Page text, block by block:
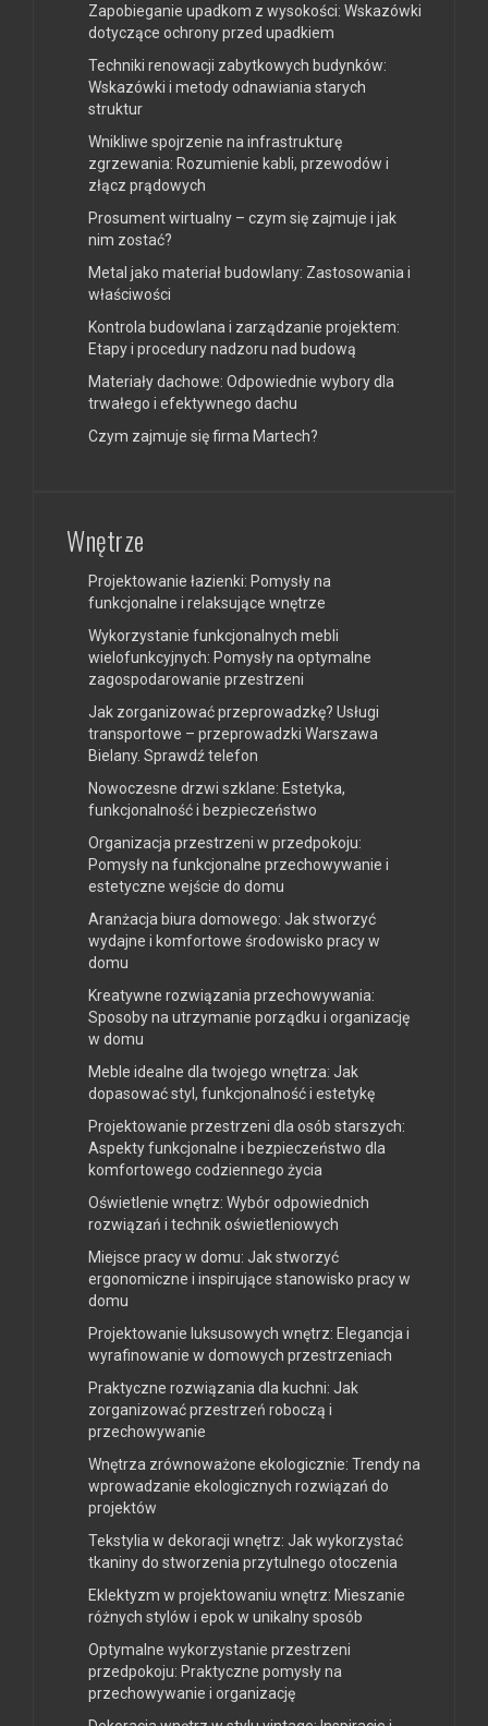
Zapobieganie upadkom z wysokości: Wskazówki
dotyczące ochrony przed upadkiem
Techniki renowacji zabytkowych budynków:
Wskazówki i metody odnawiania starych
struktur
Wnikliwe spojrzenie na infrastrukturę
zgrzewania: Rozumienie kabli, przewodów i
złącz prądowych
Prosument wirtualny – czym się zajmuje i jak
nim zostać?
Metal jako materiał budowlany: Zastosowania i
właściwości
Kontrola budowlana i zarządzanie projektem:
Etapy i procedury nadzoru nad budową
Materiały dachowe: Odpowiednie wybory dla
trwałego i efektywnego dachu
Czym zajmuje się firma Martech?
Wnętrze
Projektowanie łazienki: Pomysły na
funkcjonalne i relaksujące wnętrze
Wykorzystanie funkcjonalnych mebli
wielofunkcyjnych: Pomysły na optymalne
zagospodarowanie przestrzeni
Jak zorganizować przeprowadzkę? Usługi
transportowe – przeprowadzki Warszawa
Bielany. Sprawdź telefon
Nowoczesne drzwi szklane: Estetyka,
funkcjonalność i bezpieczeństwo
Organizacja przestrzeni w przedpokoju:
Pomysły na funkcjonalne przechowywanie i
estetyczne wejście do domu
Aranżacja biura domowego: Jak stworzyć
wydajne i komfortowe środowisko pracy w
domu
Kreatywne rozwiązania przechowywania:
Sposoby na utrzymanie porządku i organizację
w domu
Meble idealne dla twojego wnętrza: Jak
dopasować styl, funkcjonalność i estetykę
Projektowanie przestrzeni dla osób starszych:
Aspekty funkcjonalne i bezpieczeństwo dla
komfortowego codziennego życia
Oświetlenie wnętrz: Wybór odpowiednich
rozwiązań i technik oświetleniowych
Miejsce pracy w domu: Jak stworzyć
ergonomiczne i inspirujące stanowisko pracy w
domu
Projektowanie luksusowych wnętrz: Elegancja i
wyrafinowanie w domowych przestrzeniach
Praktyczne rozwiązania dla kuchni: Jak
zorganizować przestrzeń roboczą i
przechowywanie
Wnętrza zrównoważone ekologicznie: Trendy na
wprowadzanie ekologicznych rozwiązań do
projektów
Tekstylia w dekoracji wnętrz: Jak wykorzystać
tkaniny do stworzenia przytulnego otoczenia
Eklektyzm w projektowaniu wnętrz: Mieszanie
różnych stylów i epok w unikalny sposób
Optymalne wykorzystanie przestrzeni
przedpokoju: Praktyczne pomysły na
przechowywanie i organizację